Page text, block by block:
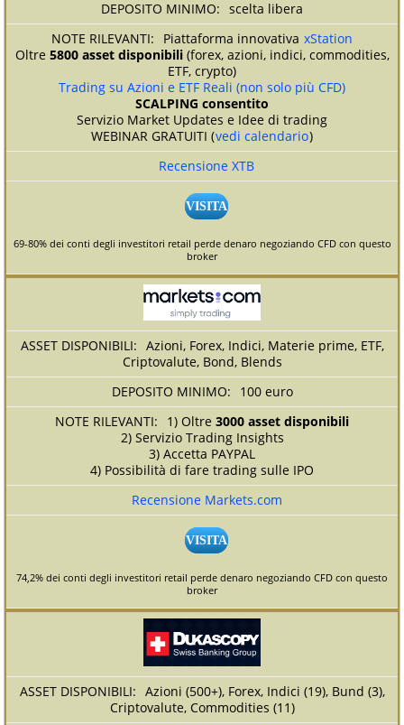
scelta libera
Piattaforma innovativa xStation
Oltre 5800 asset disponibili(forex, azioni, indici, commodities,
ETF, crypto)
Trading su Azioni e ETF Reali (non solo più CFD)
SCALPING consentito
Servizio Market Updates e Idee di trading
WEBINAR GRATUITI (vedi calendario)
Recensione XTB
VISITA
69-80% dei conti degli investitori retail perde denaro negoziando CFD con questo
broker
Azioni, Forex, Indici, Materie prime, ETF,
Criptovalute, Bond, Blends
100 euro
1) Oltre 3000 asset disponibili
2) Servizio Trading Insights
3) Accetta PAYPAL
4) Possibilità di fare trading sulle IPO
Recensione Markets.com
VISITA
74,2% dei conti degli investitori retail perde denaro negoziando CFD con questo
broker
Azioni (500+), Forex, Indici (19), Bund (3),
Criptovalute, Commodities (11)